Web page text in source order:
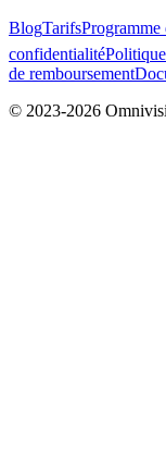
BlogTarifs
confidentialité
de remboursement
© 2023-2026